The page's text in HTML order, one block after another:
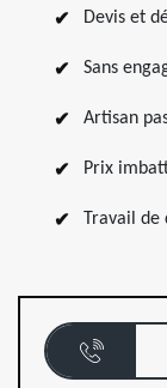
Devis et
Sans
Artisan
Prix
Travail de